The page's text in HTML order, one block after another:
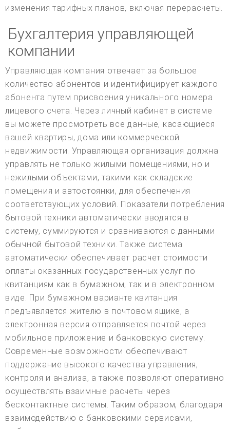
изменения тарифных планов, включая перерасчеты.
Бухгалтерия управляющей
компании
Управляющая компания отвечает за большое
количество абонентов и идентифицирует каждого
абонента путем присвоения уникального номера
лицевого счета. Через личный кабинет в системе
вы можете просмотреть все данные, касающиеся
вашей квартиры, дома или коммерческой
недвижимости. Управляющая организация должна
управлять не только жилыми помещениями, но и
нежилыми объектами, такими как складские
помещения и автостоянки, для обеспечения
соответствующих условий. Показатели потребления
бытовой техники автоматически вводятся в
систему, суммируются и сравниваются с данными
обычной бытовой техники. Также система
автоматически обеспечивает расчет стоимости
оплаты оказанных государственных услуг по
квитанциям как в бумажном, так и в электронном
виде. При бумажном варианте квитанция
предъявляется жителю в почтовом ящике, а
электронная версия отправляется почтой через
мобильное приложение и банковскую систему.
Современные возможности обеспечивают
поддержание высокого качества управления,
контроля и анализа, а также позволяют оперативно
осуществлять взаимные расчеты через
бесконтактные системы. Таким образом, благодаря
взаимодействию с банковскими сервисами,